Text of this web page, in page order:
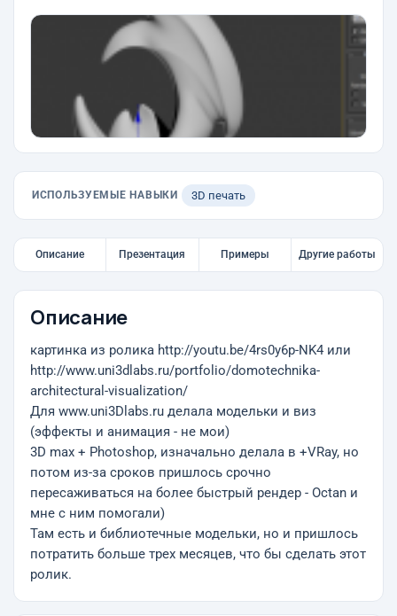
ИСПОЛЬЗУЕМЫЕ НАВЫКИ 3D печать
Описание Презентация Примеры Другие работы
Описание
картинка из ролика http://youtu.be/4rs0y6p-NK4 или
http://www.uni3dlabs.ru/portfolio/domotechnika-
architectural-visualization/
Для www.uni3Dlabs.ru делала модельки и виз
(эффекты и анимация - не мои)
3D max + Photoshop, изначально делала в +VRay, но
потом из-за сроков пришлось срочно
пересаживаться на более быстрый рендер - Octan и
мне с ним помогали)
Там есть и библиотечные модельки, но и пришлось
потратить больше трех месяцев, что бы сделать этот
ролик.